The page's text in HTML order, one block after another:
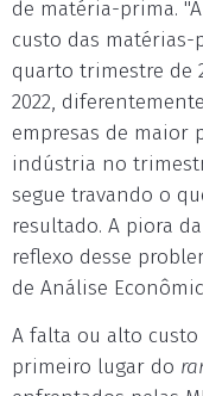
de matéria-prima.
custo das
quarto trimestre de
2022,
empresas de maior
indústria no
segue travando o
resultado. A piora
reflexo desse
de Análise
A falta ou alto
primeiro lugar do